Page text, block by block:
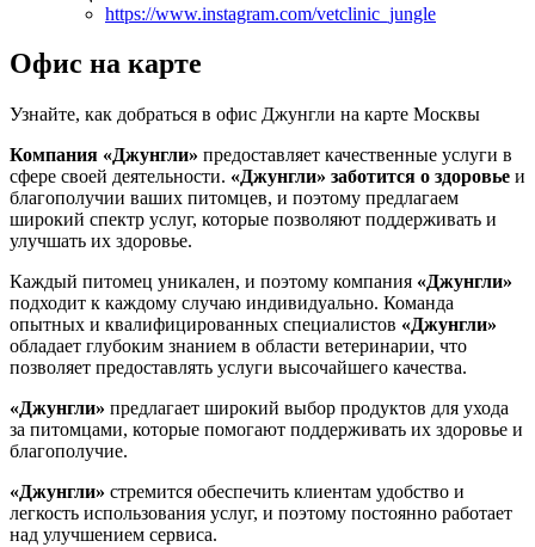
https://www.instagram.com/vetclinic_jungle
Офис на карте
Узнайте, как добраться в офис Джунгли на карте Москвы
Компания «Джунгли» предоставляет качественные услуги в
сфере своей деятельности. «Джунгли» заботится о здоровье и
благополучии ваших питомцев, и поэтому предлагаем
широкий спектр услуг, которые позволяют поддерживать и
улучшать их здоровье.
Каждый питомец уникален, и поэтому компания «Джунгли»
подходит к каждому случаю индивидуально. Команда
опытных и квалифицированных специалистов «Джунгли»
обладает глубоким знанием в области ветеринарии, что
позволяет предоставлять услуги высочайшего качества.
«Джунгли» предлагает широкий выбор продуктов для ухода
за питомцами, которые помогают поддерживать их здоровье и
благополучие.
«Джунгли» стремится обеспечить клиентам удобство и
легкость использования услуг, и поэтому постоянно работает
над улучшением сервиса.